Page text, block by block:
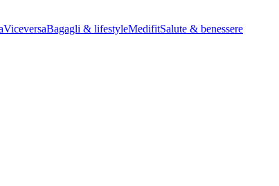
ViceversaBagagli & lifestyleMedifitSalute & benessere